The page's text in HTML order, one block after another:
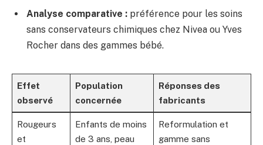
Analyse comparative : préférence pour les soins
sans conservateurs chimiques chez Nivea ou Yves
Rocher dans des gammes bébé.
Effet
observé
Population
concernée
Réponses des
fabricants
Rougeurs
et
Enfants de moins
de 3 ans, peau
Reformulation et
gamme sans